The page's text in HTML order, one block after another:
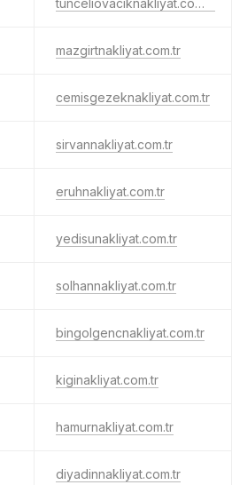
tunceliovaciknakliyat.com.tr
mazgirtnakliyat.com.tr
cemisgezeknakliyat.com.tr
sirvannakliyat.com.tr
eruhnakliyat.com.tr
yedisunakliyat.com.tr
solhannakliyat.com.tr
bingolgencnakliyat.com.tr
kiginakliyat.com.tr
hamurnakliyat.com.tr
diyadinnakliyat.com.tr